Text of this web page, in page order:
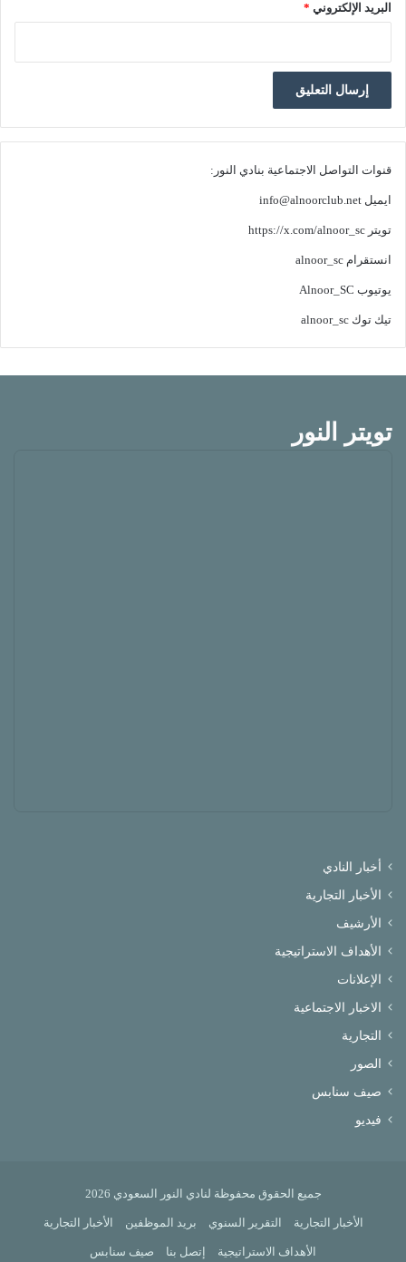
البريد الإلكتروني *
قنوات التواصل الاجتماعية بنادي النور:
ايميل info@alnoorclub.net
تويتر https://x.com/alnoor_sc
انستقرام alnoor_sc
يوتيوب Alnoor_SC
تيك توك alnoor_sc
تويتر النور
أخبار النادي
الأخبار التجارية
الأرشيف
الأهداف الاستراتيجية
الإعلانات
الاخبار الاجتماعية
التجارية
الصور
صيف سنابس
فيديو
جميع الحقوق محفوظة لنادي النور السعودي 2026
الأخبار التجارية التقرير السنوي بريد الموظفين الأخبار التجارية
الأهداف الاستراتيجية إتصل بنا صيف سنابس